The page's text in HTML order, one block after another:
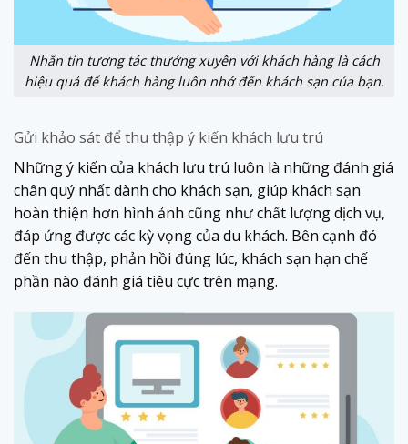
Nhắn tin tương tác thưởng xuyên với khách hàng là cách
hiệu quả để khách hàng luôn nhớ đến khách sạn của bạn.
Gửi khảo sát để thu thập ý kiến khách lưu trú
Những ý kiến của khách lưu trú luôn là những đánh giá
chân quý nhất dành cho khách sạn, giúp khách sạn
hoàn thiện hơn hình ảnh cũng như chất lượng dịch vụ,
đáp ứng được các kỳ vọng của du khách. Bên cạnh đó
đến thu thập, phản hồi đúng lúc, khách sạn hạn chế
phần nào đánh giá tiêu cực trên mạng.